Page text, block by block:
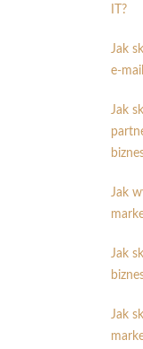
IT?
Jak
e-
Jak
Jak
Jak
Jak